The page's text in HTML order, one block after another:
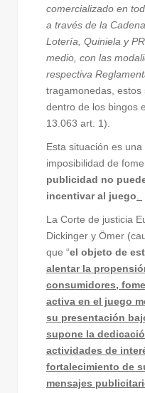
comercializado en
a través de la
Lotería, Quiniela y
medio, con las
respectiva
tragamonedas,
dentro de los bingos
13.063 art. 1).
Esta situación es
imposibilidad de
publicidad no
incentivar al juego
La Corte de justicia
Dickinger y Ömer
que “el objeto de
alentar la
consumidores,
activa en el juego
su presentación
supone la
actividades de
fortalecimiento de
mensajes